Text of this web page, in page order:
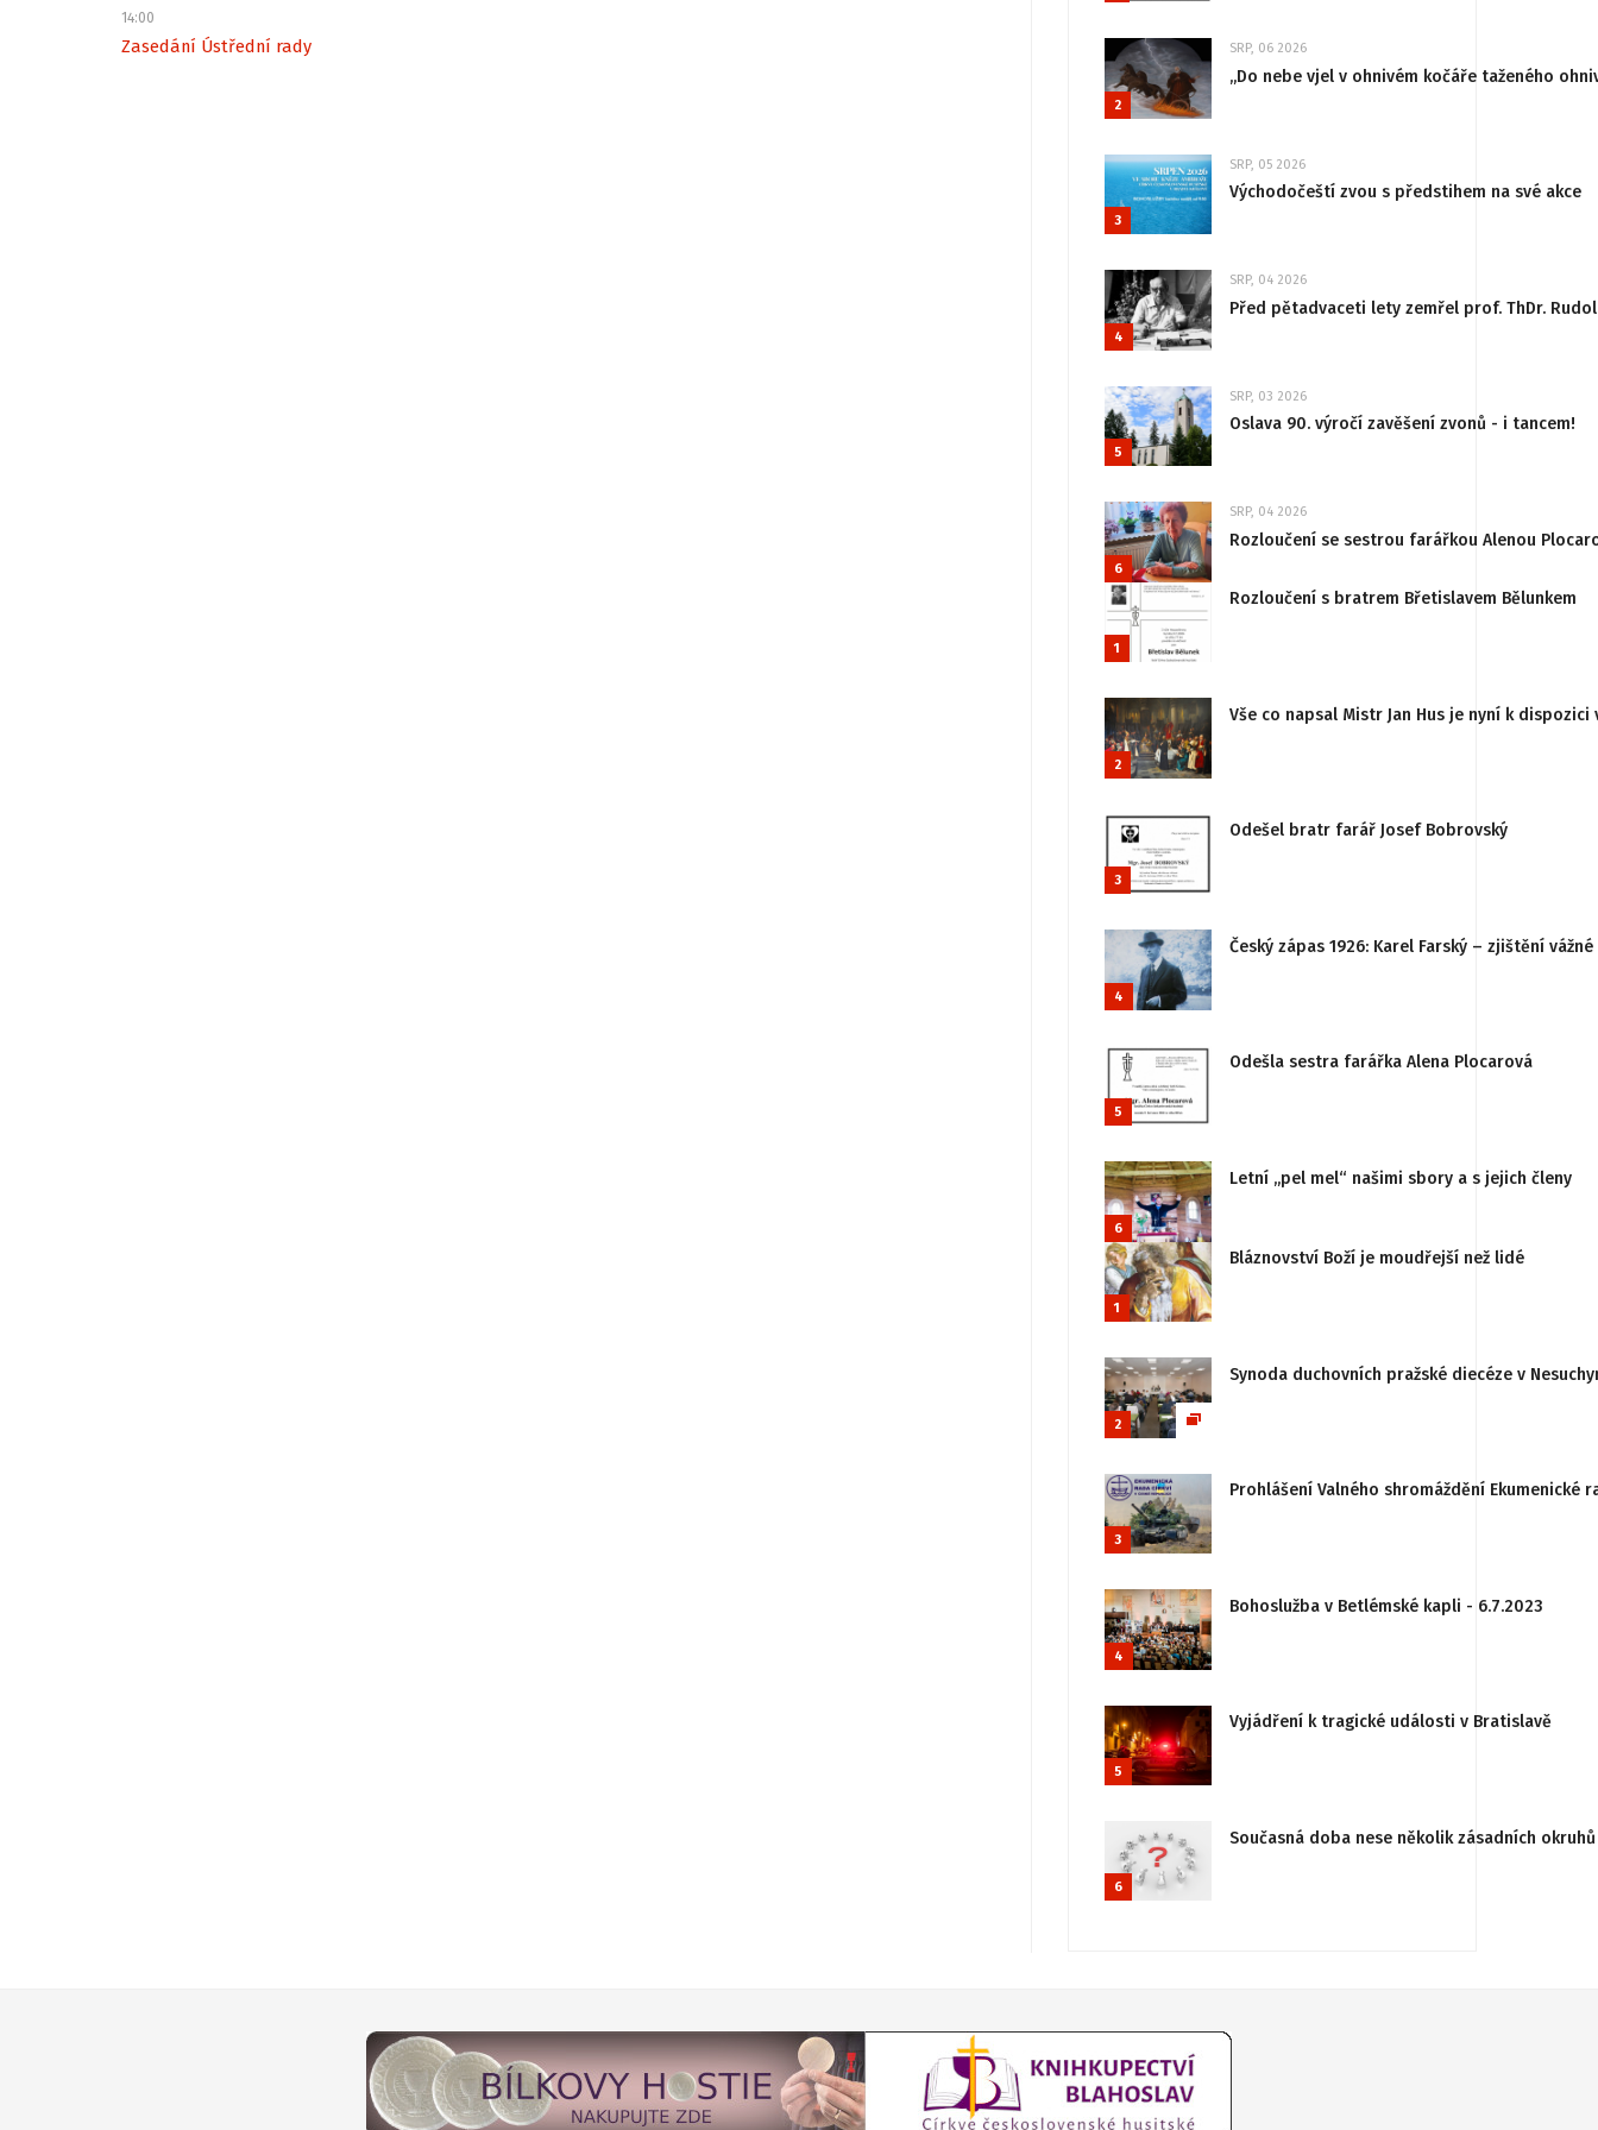
14:00
Zasedání Ústřední rady
2
SRP, 06 2026
„Do nebe vjel v ohnivém kočáře taženého
3
SRP, 05 2026
Východočeští zvou s předstihem na své akce
4
SRP, 04 2026
Před pětadvaceti lety zemřel prof. ThDr.
5
SRP, 03 2026
Oslava 90. výročí zavěšení zvonů - i tancem!
6
SRP, 04 2026
Rozloučení se sestrou farářkou Alenou
1
Rozloučení s bratrem Břetislavem Bělunkem
2
Vše co napsal Mistr Jan Hus je nyní k
3
Odešel bratr farář Josef Bobrovský
4
Český zápas 1926: Karel Farský – zjištění
5
Odešla sestra farářka Alena Plocarová
6
Letní „pel mel“ našimi sbory a s jejich členy
1
Bláznovství Boží je moudřejší než lidé
2
Synoda duchovních pražské diecéze v
3
Prohlášení Valného shromáždění
4
Bohoslužba v Betlémské kapli - 6.7.2023
5
Vyjádření k tragické události v Bratislavě
6
Současná doba nese několik zásadních